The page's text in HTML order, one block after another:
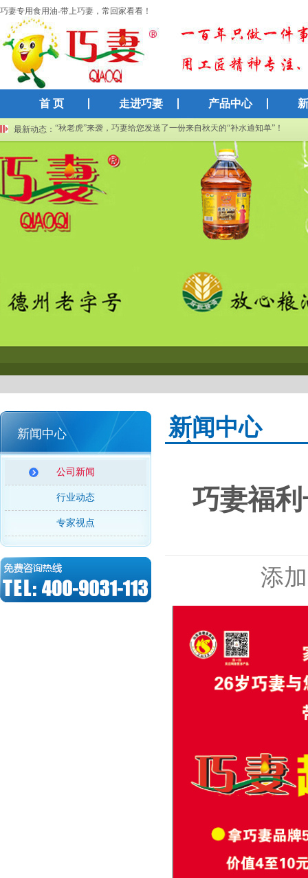
巧妻专用食用油-带上巧妻，常回家看看！
首 页 走进巧妻 产品中心
最新动态：
巧妻集团再获高新技术企业认证：以科技创新赋能传统粮油产业
“秋老虎”来袭，巧妻给您发送了一份来自秋天的“补水通知单”！
新闻中心
公司新闻
行业动态
专家视点
新闻中心
巧妻福
添